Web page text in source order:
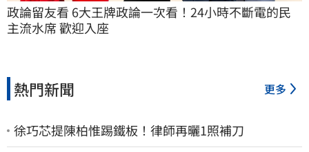
政論留友看 6大王牌政論一次看！24小時不斷電的民
主流水席 歡迎入座
熱門新聞 更多
徐巧芯提陳柏惟踢鐵板！律師再曬1照補刀